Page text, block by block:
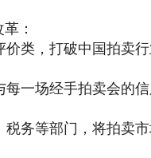
：
类，打破中国拍卖
一场经手拍卖会的
务等部门，将拍卖